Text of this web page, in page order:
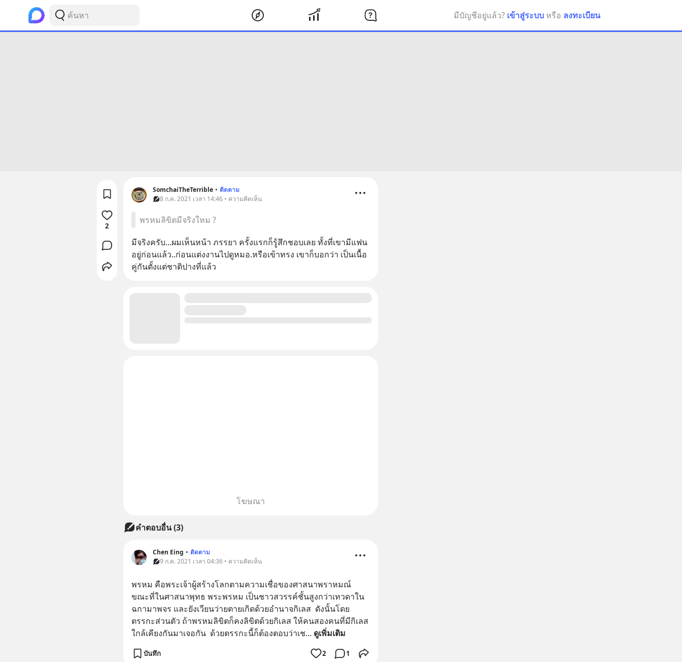
มีบัญชีอยู่แล้ว? เข้าสู่ระบบ หรือ ลงทะเบียน
SomchaiTheTerrible • ติดตาม
8 ก.ค. 2021 เวลา 14:46 • ความคิดเห็น
พรหมลิขิตมีจริงใหม ?
มีจริงครับ...ผมเห็นหน้า ภรรยา ครั้งแรกก็รู้สึกชอบเลย ทั้งที่เขามีแฟน
อยู่ก่อนแล้ว..ก่อนแต่งงานไปดูหมอ.หรือเข้าทรง เขาก็บอกว่า เป็นเนื้อ
คู่กันตั้งแต่ชาติปางที่แล้ว
2
โฆษณา
คำตอบอื่น(3)
Chen Eing • ติดตาม
9 ก.ค. 2021 เวลา 04:36 • ความคิดเห็น
พรหม คือพระเจ้าผู้สร้างโลกตามความเชื่อของศาสนาพราหมณ์
ขณะที่ในศาสนาพุทธ พระพรหม เป็นชาวสวรรค์ชั้นสูงกว่าเทวดาใน
ฉกามาพจร และยังเวียนว่ายตายเกิดด้วยอำนาจกิเลส  ดังนั้นโดย
ตรรกะส่วนตัว ถ้าพรหมลิขิตก็คงลิขิตด้วยกิเลส ให้คนสองคนที่มีกิเลส
ใกล้เคียงกันมาเจอกัน  ด้วยตรรกะนี้ก็ต้องตอบว่าเช... ดูเพิ่มเติม
บันทึก 2 1